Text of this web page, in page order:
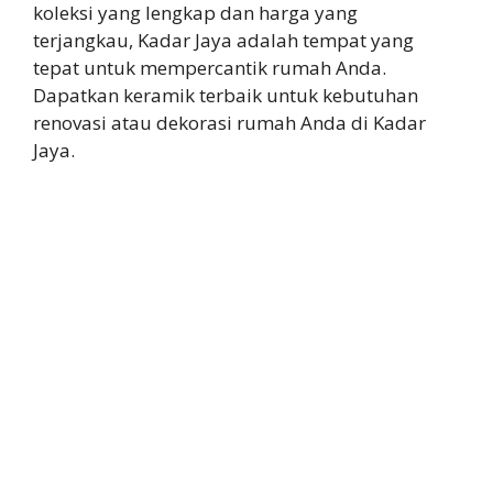
koleksi yang lengkap dan harga yang
terjangkau, Kadar Jaya adalah tempat yang
tepat untuk mempercantik rumah Anda.
Dapatkan keramik terbaik untuk kebutuhan
renovasi atau dekorasi rumah Anda di Kadar
Jaya.